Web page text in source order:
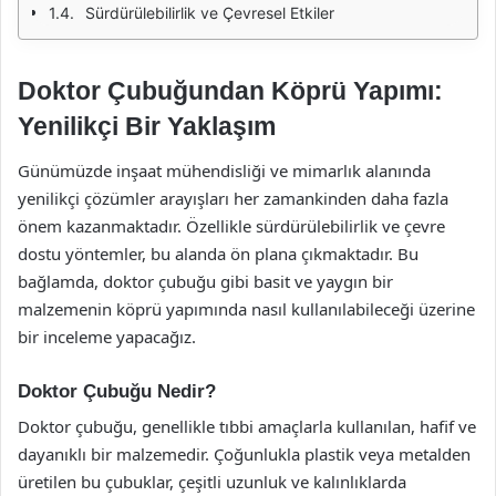
Sürdürülebilirlik ve Çevresel Etkiler
Doktor Çubuğundan Köprü Yapımı:
Yenilikçi Bir Yaklaşım
Günümüzde inşaat mühendisliği ve mimarlık alanında
yenilikçi çözümler arayışları her zamankinden daha fazla
önem kazanmaktadır. Özellikle sürdürülebilirlik ve çevre
dostu yöntemler, bu alanda ön plana çıkmaktadır. Bu
bağlamda, doktor çubuğu gibi basit ve yaygın bir
malzemenin köprü yapımında nasıl kullanılabileceği üzerine
bir inceleme yapacağız.
Doktor Çubuğu Nedir?
Doktor çubuğu, genellikle tıbbi amaçlarla kullanılan, hafif ve
dayanıklı bir malzemedir. Çoğunlukla plastik veya metalden
üretilen bu çubuklar, çeşitli uzunluk ve kalınlıklarda